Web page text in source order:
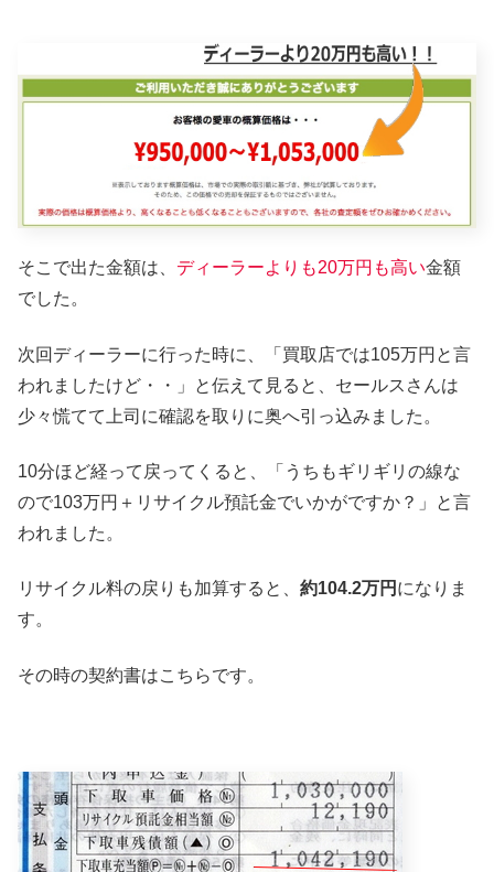
そこで出た金額は、 ディーラーよりも20万円も高い金額
でした。
次回ディーラーに行った時に、「買取店では105万円と言
われましたけど・・」と伝えて見ると、セールスさんは
少々慌てて上司に確認を取りに奥へ引っ込みました。
10分ほど経って戻ってくると、「うちもギリギリの線な
ので103万円＋リサイクル預託金でいかがですか？」と言
われました。
リサイクル料の戻りも加算すると、 約104.2万円 になりま
す。
その時の契約書はこちらです。